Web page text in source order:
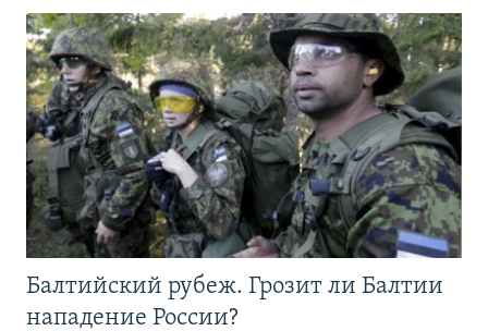
Балтийский рубеж. Грозит ли Балтии
нападение России?